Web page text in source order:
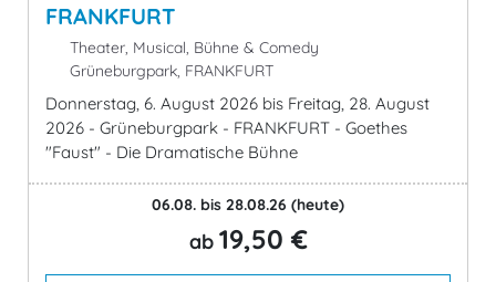
FRANKFURT
Theater, Musical, Bühne & Comedy
Grüneburgpark, FRANKFURT
Donnerstag, 6. August 2026 bis Freitag, 28. August
2026 - Grüneburgpark - FRANKFURT - Goethes
"Faust" - Die Dramatische Bühne
06.08. bis 28.08.26 (heute)
ab 19,50 €